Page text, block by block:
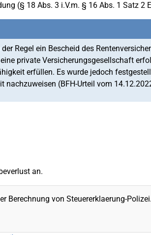
(§ 18 Abs. 3 i.V.m. § 16 Abs. 1 Satz 2
Regel ein Bescheid des
private Versicherungsgesellschaft
erfüllen. Es wurde jedoch
(BFH-Urteil vom
an.
Berechnung von Steuererklaerung-